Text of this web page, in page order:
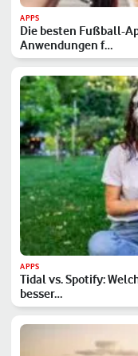
APPS
Die besten Fußball-
Anwendungen f…
APPS
Tidal vs. Spotify:
besser…